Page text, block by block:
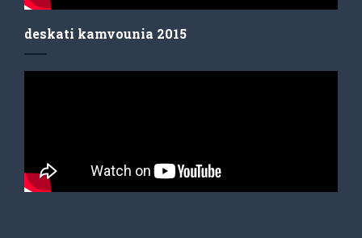
deskati kamvounia 2015